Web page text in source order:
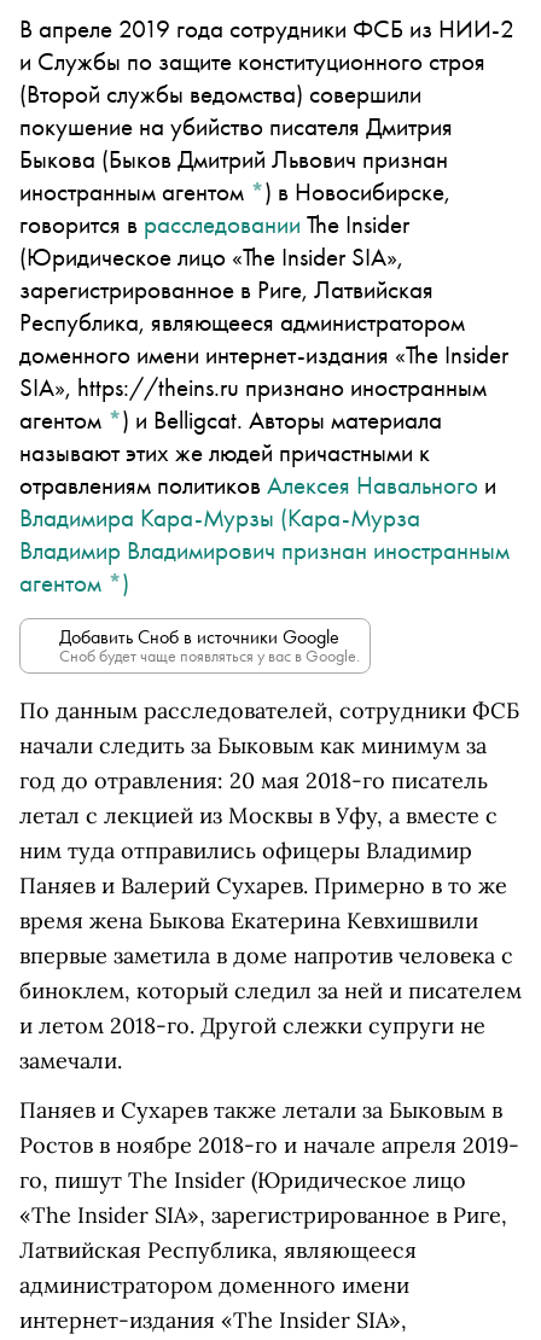
В апреле 2019 года сотрудники ФСБ из НИИ-2
и Службы по защите конституционного строя
(Второй службы ведомства) совершили
покушение на убийство писателя Дмитрия
Быкова (Быков Дмитрий Львович признан
иностранным агентом *) в Новосибирске,
говорится в расследовании The Insider
(Юридическое лицо «The Insider SIA»,
зарегистрированное в Риге, Латвийская
Республика, являющееся администратором
доменного имени интернет-издания «The Insider
SIA», https://theins.ru признано иностранным
агентом *) и Belligcat. Авторы материала
называют этих же людей причастными к
отравлениям политиковАлексея Навального и
Владимира Кара-Мурзы (Кара-Мурза
Владимир Владимирович признан иностранным
агентом *)
Добавить Сноб в источники Google
Сноб будет чаще появляться у вас в Google.
По данным расследователей, сотрудники ФСБ
начали следить за Быковым как минимум за
год до отравления: 20 мая 2018-го писатель
летал с лекцией из Москвы в Уфу, а вместе с
ним туда отправились офицеры Владимир
Паняев и Валерий Сухарев. Примерно в то же
время жена Быкова Екатерина Кевхишвили
впервые заметила в доме напротив человека с
биноклем, который следил за ней и писателем
и летом 2018-го. Другой слежки супруги не
замечали.
Паняев и Сухарев также летали за Быковым в
Ростов в ноябре 2018-го и начале апреля 2019-
го, пишут The Insider (Юридическое лицо
«The Insider SIA», зарегистрированное в Риге,
Латвийская Республика, являющееся
администратором доменного имени
интернет-издания «The Insider SIA»,